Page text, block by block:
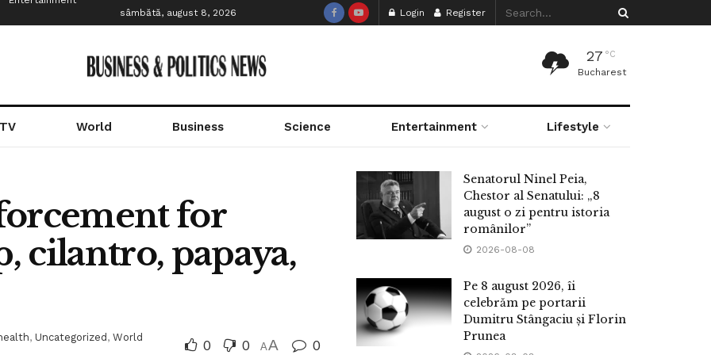
sâmbătă, august 8, 2026
Login Register
27 °C
Bucharest
World Business Science Entertainment Lifestyle
for
cilantro, papaya,
, Uncategorized, World
0 0 AA 0
Senatorul Ninel Peia,
Chestor al Senatului: „8
august o zi pentru istoria
românilor”
2026-08-08
Pe 8 august 2026, îi
celebrăm pe portarii
Dumitru Stângaciu și Florin
Prunea